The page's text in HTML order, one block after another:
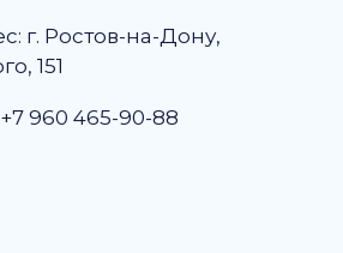
г. Ростов-на-Дону,
151
960 465-90-88